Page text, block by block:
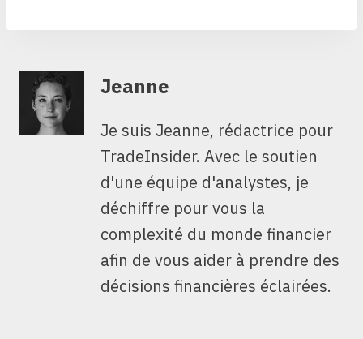
Jeanne
Je suis Jeanne, rédactrice pour
TradeInsider. Avec le soutien
d'une équipe d'analystes, je
déchiffre pour vous la
complexité du monde financier
afin de vous aider à prendre des
décisions financières éclairées.